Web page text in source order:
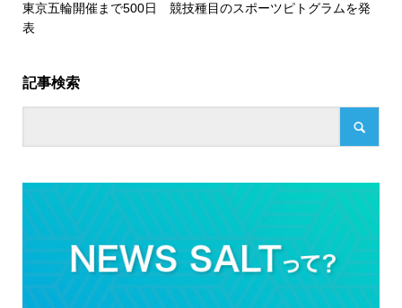
東京五輪開催まで500日 競技種目のスポーツピトグラムを発
表
記事検索